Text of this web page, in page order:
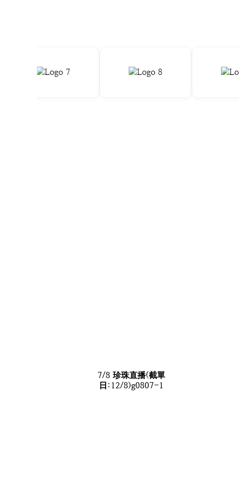
7/8 珍珠直播(截單
日:12/8)g0807-1